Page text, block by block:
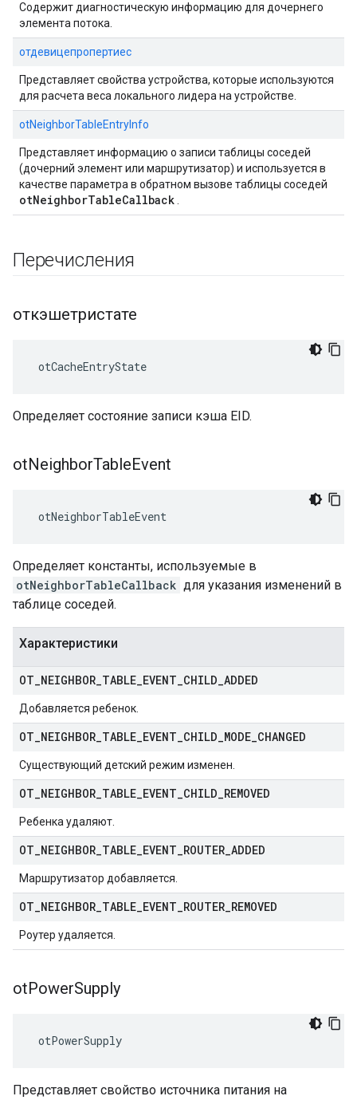
Содержит диагностическую информацию для дочернего
элемента потока.
отдевицепропертиес
Представляет свойства устройства, которые используются
для расчета веса локального лидера на устройстве.
otNeighborTableEntryInfo
Представляет информацию о записи таблицы соседей
(дочерний элемент или маршрутизатор) и используется в
качестве параметра в обратном вызове таблицы соседей
otNeighborTableCallback
Перечисления
откэшетристате
otCacheEntryState
Определяет состояние записи кэша EID.
otNeighborTableEvent
otNeighborTableEvent
Определяет константы, используемые в
otNeighborTableCallback для указания изменений в
таблице соседей.
Характеристики
OT NEIGHBOR TABLE EVENT CHILD ADDED
Добавляется ребенок.
OT NEIGHBOR TABLE EVENT CHILD MODE CHANGED
Существующий детский режим изменен.
OT NEIGHBOR TABLE EVENT CHILD REMOVED
Ребенка удаляют.
OT NEIGHBOR TABLE EVENT ROUTER ADDED
Маршрутизатор добавляется.
OT NEIGHBOR TABLE EVENT ROUTER REMOVED
Роутер удаляется.
otPowerSupply
otPowerSupply
Представляет свойство источника питания на